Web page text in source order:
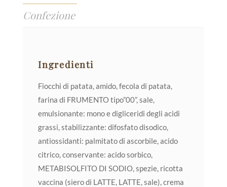
Confezione
Ingredienti
Fiocchi di patata, amido, fecola di patata,
farina di FRUMENTO tipo”00”, sale,
emulsionante: mono e digliceridi degli acidi
grassi, stabilizzante: difosfato disodico,
antiossidanti: palmitato di ascorbile, acido
citrico, conservante: acido sorbico,
METABISOLFITO DI SODIO, spezie, ricotta
vaccina (siero di LATTE, LATTE, sale), crema